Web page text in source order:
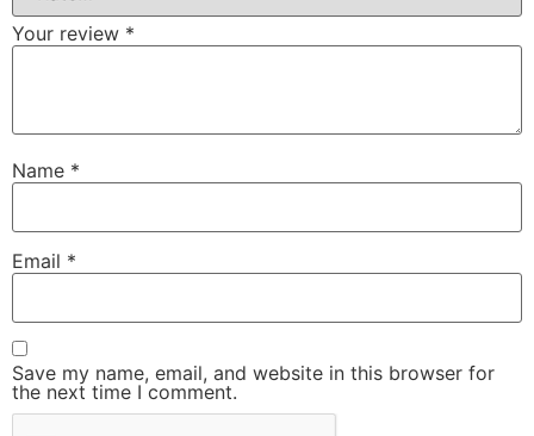
Your review *
Name *
Email *
Save my name, email, and website in this browser for
the next time I comment.